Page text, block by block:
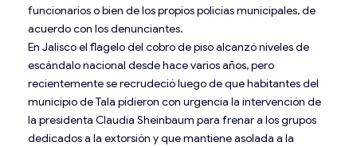
funcionarios o bien de los propios policías municipales, de
acuerdo con los denunciantes.
En Jalisco el flagelo del cobro de piso alcanzó niveles de
escándalo nacional desde hace varios años, pero
recientemente se recrudeció luego de que habitantes del
municipio de Tala pidieron con urgencia la intervención de
la presidenta Claudia Sheinbaum para frenar a los grupos
dedicados a la extorsión y que mantiene asolada a la